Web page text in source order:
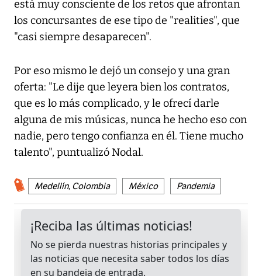
está muy consciente de los retos que afrontan
los concursantes de ese tipo de "realities", que
"casi siempre desaparecen".
Por eso mismo le dejó un consejo y una gran
oferta: "Le dije que leyera bien los contratos,
que es lo más complicado, y le ofrecí darle
alguna de mis músicas, nunca he hecho eso con
nadie, pero tengo confianza en él. Tiene mucho
talento", puntualizó Nodal.
Medellín, Colombia México Pandemia